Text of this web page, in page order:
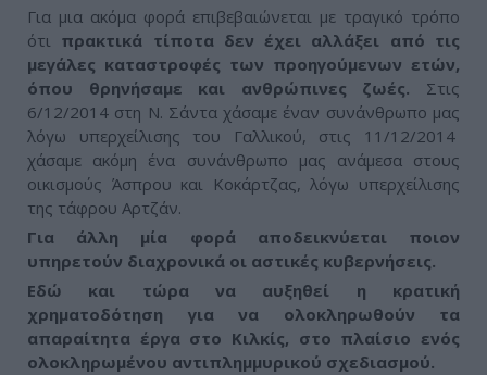
Για μια ακόμα φορά επιβεβαιώνεται με τραγικό τρόπο
ότι πρακτικά τίποτα δεν έχει αλλάξει από τις
μεγάλες καταστροφές των προηγούμενων ετών,
όπου θρηνήσαμε και ανθρώπινες ζωές. Στις
6/12/2014 στη Ν. Σάντα χάσαμε έναν συνάνθρωπο μας
λόγω υπερχείλισης του Γαλλικού, στις 11/12/2014
χάσαμε ακόμη ένα συνάνθρωπο μας ανάμεσα στους
οικισμούς Άσπρου και Κοκάρτζας, λόγω υπερχείλισης
της τάφρου Αρτζάν.
Για άλλη μία φορά αποδεικνύεται ποιον
υπηρετούν διαχρονικά οι αστικές κυβερνήσεις.
Εδώ και τώρα να αυξηθεί η κρατική
χρηματοδότηση για να ολοκληρωθούν τα
απαραίτητα έργα στο Κιλκίς, στο πλαίσιο ενός
ολοκληρωμένου αντιπλημμυρικού σχεδιασμού.